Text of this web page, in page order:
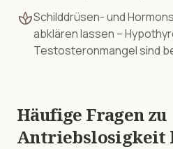
spaSchilddrüsen- und
abklären lassen –
Testosteronmangel sind
Häufige Fragen zu
Antriebslosigkeit